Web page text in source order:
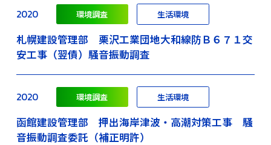
2020 環境調査 生活環境
札幌建設管理部 栗沢工業団地大和線防Ｂ６７１交
安工事（翌債）騒音振動調査
2020 環境調査 生活環境
函館建設管理部 押出海岸津波・高潮対策工事 騒
音振動調査委託（補正明許）